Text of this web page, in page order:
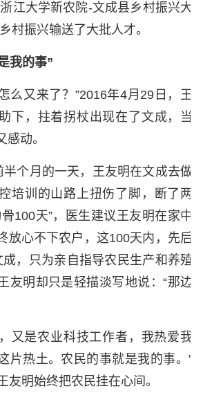
江大学新农院-文成县乡村振兴大
村振兴输送了大批人才。
我的事”
么又来了？”2016年4月29日，王
下，拄着拐杖出现在了文成，当
动。
半个月的一天，王友明在文成去做
培训的山路上扭伤了脚，断了两
100天”，医生建议王友明在家中
放心不下农户，这100天内，先后
，只为亲自指导农民生产和养殖
友明却只是轻描淡写地说：“那边
又是农业科技工作者，我热爱我
片热土。农民的事就是我的事。”
友明始终把农民挂在心间。